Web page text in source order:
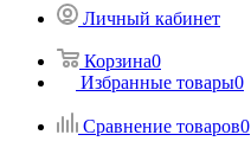
Личный кабинет
Корзина0
Избранные товары0
Сравнение товаров0